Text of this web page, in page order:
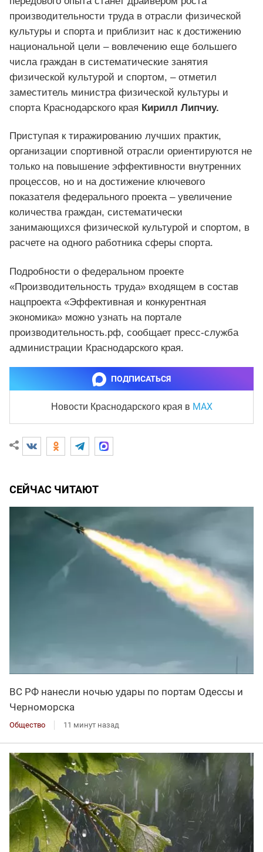
производительности труда в отрасли физической
культуры и спорта и приблизит нас к достижению
национальной цели – вовлечению еще большего
числа граждан в систематические занятия
физической культурой и спортом, – отметил
заместитель министра физической культуры и
спорта Краснодарского края Кирилл Липчиу.
Приступая к тиражированию лучших практик,
организации спортивной отрасли ориентируются не
только на повышение эффективности внутренних
процессов, но и на достижение ключевого
показателя федерального проекта – увеличение
количества граждан, систематически
занимающихся физической культурой и спортом, в
расчете на одного работника сферы спорта.
Подробности о федеральном проекте
«Производительность труда» входящем в состав
нацпроекта «Эффективная и конкурентная
экономика» можно узнать на портале
производительность.рф, сообщает пресс-служба
администрации Краснодарского края.
ПОДПИСАТЬСЯ
Новости Краснодарского края в MAX
СЕЙЧАС ЧИТАЮТ
ВС РФ нанесли ночью удары по портам Одессы и
Черноморска
Общество 11 минут назад